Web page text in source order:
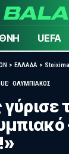
UEFA
> ΕΛΛΑΔΑ >
ΟΛΥΜΠΙΑΚΟΣ
γύρισε